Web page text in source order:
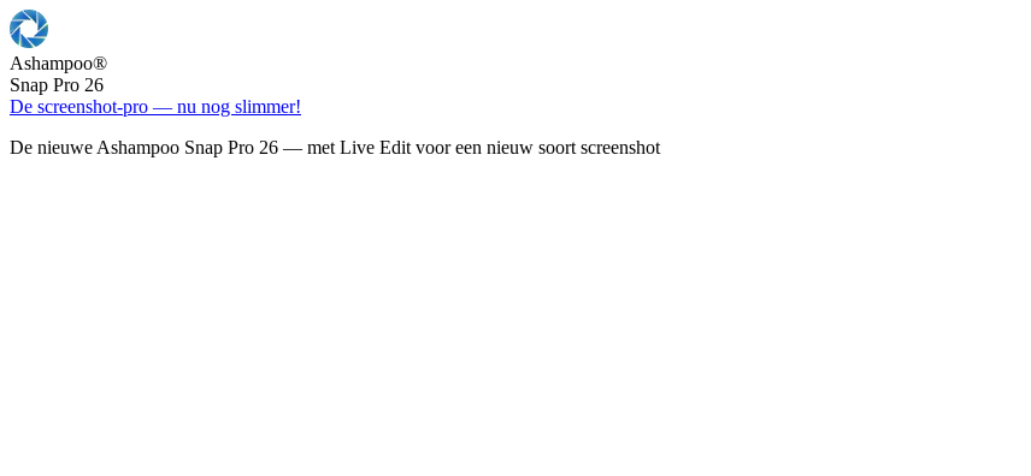
Ashampoo®
Snap Pro 26
De screenshot-pro — nu nog slimmer!
De nieuwe Ashampoo Snap Pro 26 — met Live Edit voor een nieuw soort screenshot